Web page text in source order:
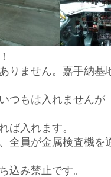
りません。嘉手納基
つもは入れません
ば入れます。
全員が金属検査機を
込み禁止です。